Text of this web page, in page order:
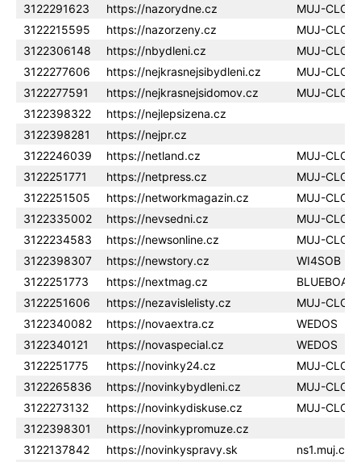
3122291623
https://nazorydne.cz
MUJ-
3122215595
https://nazorzeny.cz
MUJ-
3122306148
https://nbydleni.cz
MUJ-
3122277606
https://nejkrasnejsibydleni.cz
MUJ-
3122277591
https://nejkrasnejsidomov.cz
MUJ-
3122398322
https://nejlepsizena.cz
3122398281
https://nejpr.cz
3122246039
https://netland.cz
MUJ-
3122251771
https://netpress.cz
MUJ-
3122251505
https://networkmagazin.cz
MUJ-
3122335002
https://nevsedni.cz
MUJ-
3122234583
https://newsonline.cz
MUJ-
3122398307
https://newstory.cz
WI4SOB
3122251773
https://nextmag.cz
3122251606
https://nezavislelisty.cz
MUJ-
3122340082
https://novaextra.cz
WEDOS
3122340121
https://novaspecial.cz
WEDOS
3122251775
https://novinky24.cz
MUJ-
3122265836
https://novinkybydleni.cz
MUJ-
3122273132
https://novinkydiskuse.cz
MUJ-
3122398301
https://novinkypromuze.cz
3122137842
https://novinkyspravy.sk